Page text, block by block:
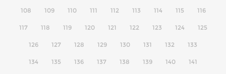
108 109 110 111 112 113 114 115 116
117 118 119 120 121 122 123 124 125
126 127 128 129 130 131 132 133
134 135 136 137 138 139 140 141